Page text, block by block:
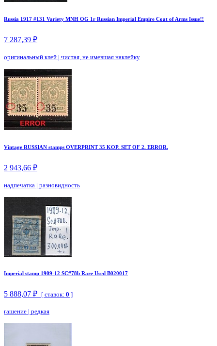
Russia 1917 #131 Variety MNH OG 1r Russian Imperial Empire Coat of Arms Issue!!
7 287,39 ₽
оригинальный клей | чистая, не имевшая наклейку
Vintage RUSSIAN stamps OVERPRINT 35 KOP. SET OF 2. ERROR.
2 943,66 ₽
надпечатка | разновидность
Imperial stamp 1909-12 SC#78b Rare Used B020017
5 888,07 ₽ [ ставок: 0 ]
гашение | редкая